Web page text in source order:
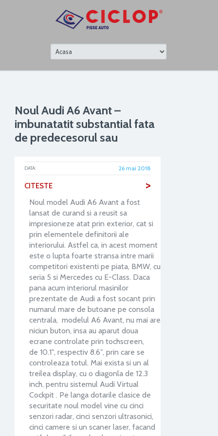
Noul Audi A6 Avant –
imbunatatit substantial fata
de predecesorul sau
DATA: 26 mai 2018
CITESTE >
Noul model Audi A6 Avant a fost
lansat de curand si a reusit sa
impresioneze atat prin exterior, cat si
prin elementele definitorii ale
interiorului. Astfel ca, in acest moment
este o lupta foarte stransa intre marii
competitori existenti pe piata, BMW, cu
seria 5 si Mercedes cu E-Class. Daca
pana acum interiorul masinilor
prezentate de Audi a fost socant prin
numarul mare de butoane pe consola
centrala, modelul A6 Avant, nu mai are
niciun buton, insa au aparut doua
ecrane controlate prin tochscreen,
de 10.1″, respectiv 8.6″, prin care se
controleaza totul. Mai exista si un al
treilea display, cu o diagonla de 12.3
inch, pentru sistemul Audi Virtual
Cockpit . Pe langa dotarile clasice de
securitate noul model vine cu cinci
senzori radar, cinci senzori ultrasonici,
cinci camere si un scaner laser, facand